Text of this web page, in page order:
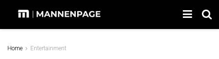
Home Entertainment